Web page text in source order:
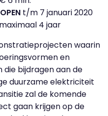
OPEN t/m 7 januari 2020
4 jaar
waarin
en
bijdragen aan de
duurzame elektriciteit
zal de komende
gaan krijgen op de